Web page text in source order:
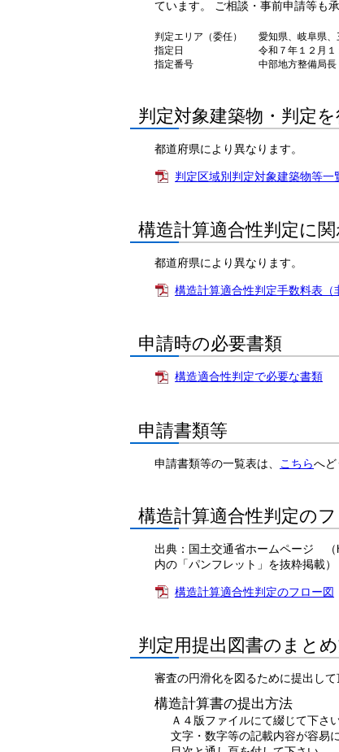
ています。 ご相談・事前申請等も
判定エリア（委任）
愛知県、岐阜県、
指定日
令和７年１２月１
指定番号
中部地方整備局長
判定対象建築物・判定
都道府県により異なります。
判定区域別判定対象建築物等一
構造計算適合性判定に
都道府県により異なります。
構造計算適合性判定手数料表（
申請時の必要書類
構造適合性判定で必要な書類
申請書類等
申請書類等の一覧表は、 こちらへど
構造計算適合性判定の
出典：国土交通省ホームページ
内の「パンフレット」を抜粋掲載）
構造計算適合性判定のフロー図
判定用提出図書のまと
審査の円滑化を図るために提出し
構造計算書の提出方法
Ａ４版ファイルにて綴じて下さい
文字・数字等の記載内容が容易